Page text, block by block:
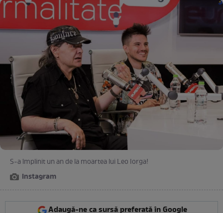
S-a împlinit un an de la moartea lui Leo Iorga!
Instagram
Adaugă-ne ca sursă preferată în Google